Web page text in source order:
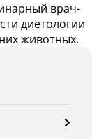
врач-
диетологии
животных.